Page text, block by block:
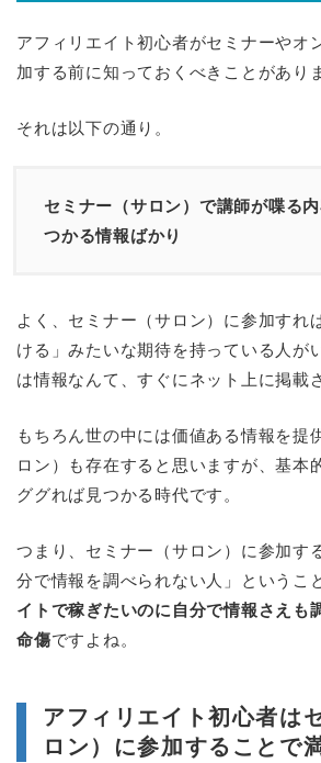
アフィリエイト初心者がセミナーやオ
加する前に知っておくべきことがあり
それは以下の通り。
セミナー（サロン）で講師が喋る
つかる情報ばかり
よく、セミナー（サロン）に参加すれ
ける」みたいな期待を持っている人が
は情報なんて、すぐにネット上に掲載
もちろん世の中には価値ある情報を提
ロン）も存在すると思いますが、基本
ググれば見つかる時代です。
つまり、セミナー（サロン）に参加す
分で情報を調べられない人」というこ
イトで稼ぎたいのに自分で情報さえも
命傷ですよね。
アフィリエイト初心者は
ロン）に参加することで